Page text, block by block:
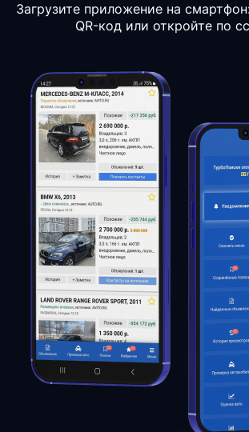
Загрузите приложение на
QR-код или откройте по